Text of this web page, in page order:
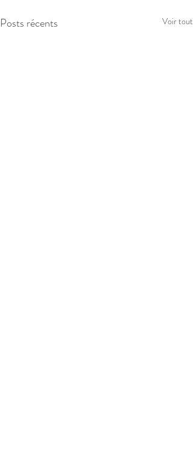
Posts récents Voir tout